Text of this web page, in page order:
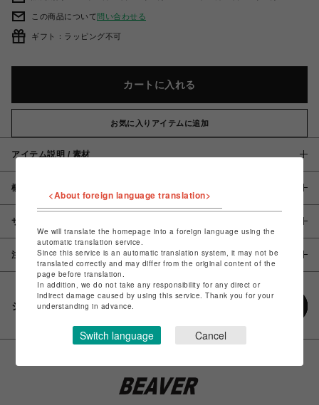
この商品について問い合わせる
ギフト：ラッピング不可
カートに入れる
お気に入りアイテムに追加
アイテム説明 / 素材
概要
サイズ
注意事項
シェアする
<About foreign language translation>
We will translate the homepage into a foreign language using the
automatic translation service.
Since this service is an automatic translation system, it may not be
translated correctly and may differ from the original content of the
page before translation.
In addition, we do not take any responsibility for any direct or
indirect damage caused by using this service. Thank you for your
understanding in advance.
Switch language Cancel